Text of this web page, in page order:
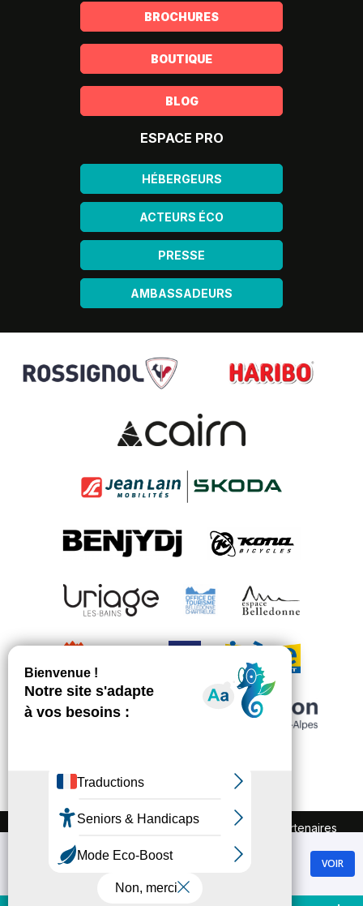
BROCHURES
BOUTIQUE
BLOG
ESPACE PRO
HÉBERGEURS
ACTEURS ÉCO
PRESSE
AMBASSADEURS
Recrutement Marchés publics
Partenaires
Mentions légales
Politique de confidentialité
Conditions Générales de Vente
Gestion des cookies
Chamrousse
GRATUIT - Sur Google Play VOIR